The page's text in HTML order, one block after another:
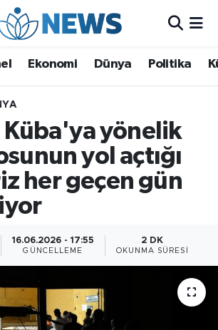
Ekonomi Dünya Politika
yönelik
yol açtığı
her geçen gün
16.06.2026 - 17:55
GÜNCELLEME
2 DK
OKUNMA SÜRESI
ve Tarih